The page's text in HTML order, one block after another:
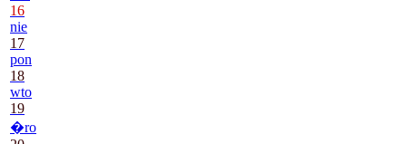
16
nie
17
pon
18
wto
19
�ro